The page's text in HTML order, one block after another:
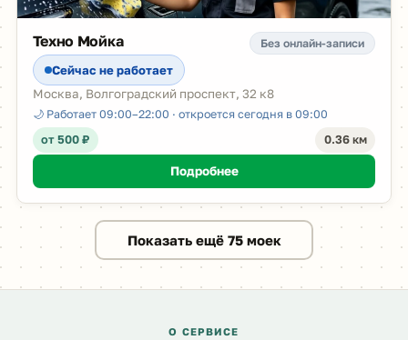
Техно Мойка Без онлайн-записи
Сейчас не работает
Москва, Волгоградский проспект, 32 к8
🌙 Работает 09:00–22:00 · откроется сегодня в 09:00
от 500 ₽ 0.36 км
Подробнее
Показать ещё 75 моек
О СЕРВИСЕ